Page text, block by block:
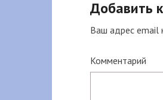
Добавить
Ваш адрес email
Комментарий